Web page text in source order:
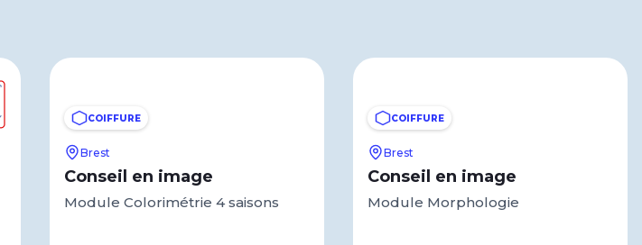
COIFFURE
Brest
Conseil en image
Module Colorimétrie 4 saisons
COIFFURE
Brest
Conseil en image
Module Morphologie